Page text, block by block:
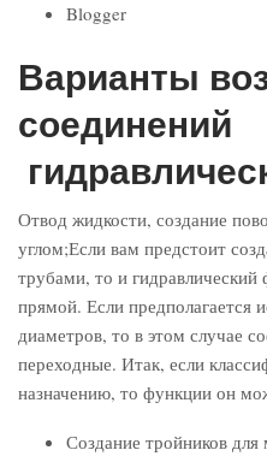
Blogger
Варианты
соединений
Отвод жидкости, создание
углом;Если вам предстоит
трубами, то и гидравлический
прямой. Если предполагается
диаметров, то в этом случае
переходные. Итак, если
назначению, то функции он
Создание тройников